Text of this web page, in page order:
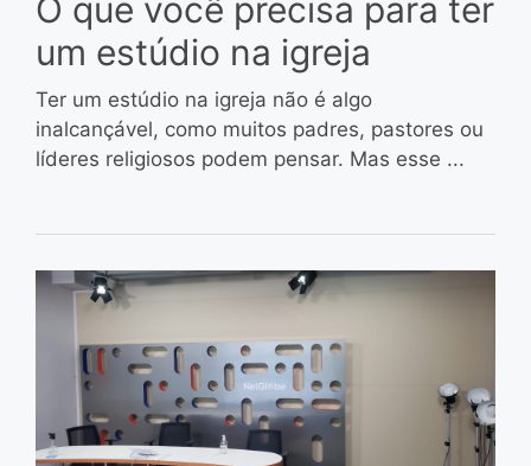
O que você precisa para ter
um estúdio na igreja
Ter um estúdio na igreja não é algo
inalcançável, como muitos padres, pastores ou
líderes religiosos podem pensar. Mas esse ...